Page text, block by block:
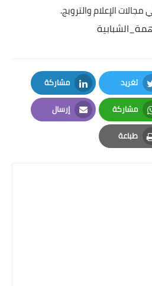
الإعلام والترويج.
تغريد
Twitter
مشاركة
LinkedIn
مشاركة
Whatsapp
إرسال
Email
طباعة
Print